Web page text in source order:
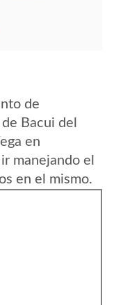
de
Bacui del
en
manejando el
en el mismo.